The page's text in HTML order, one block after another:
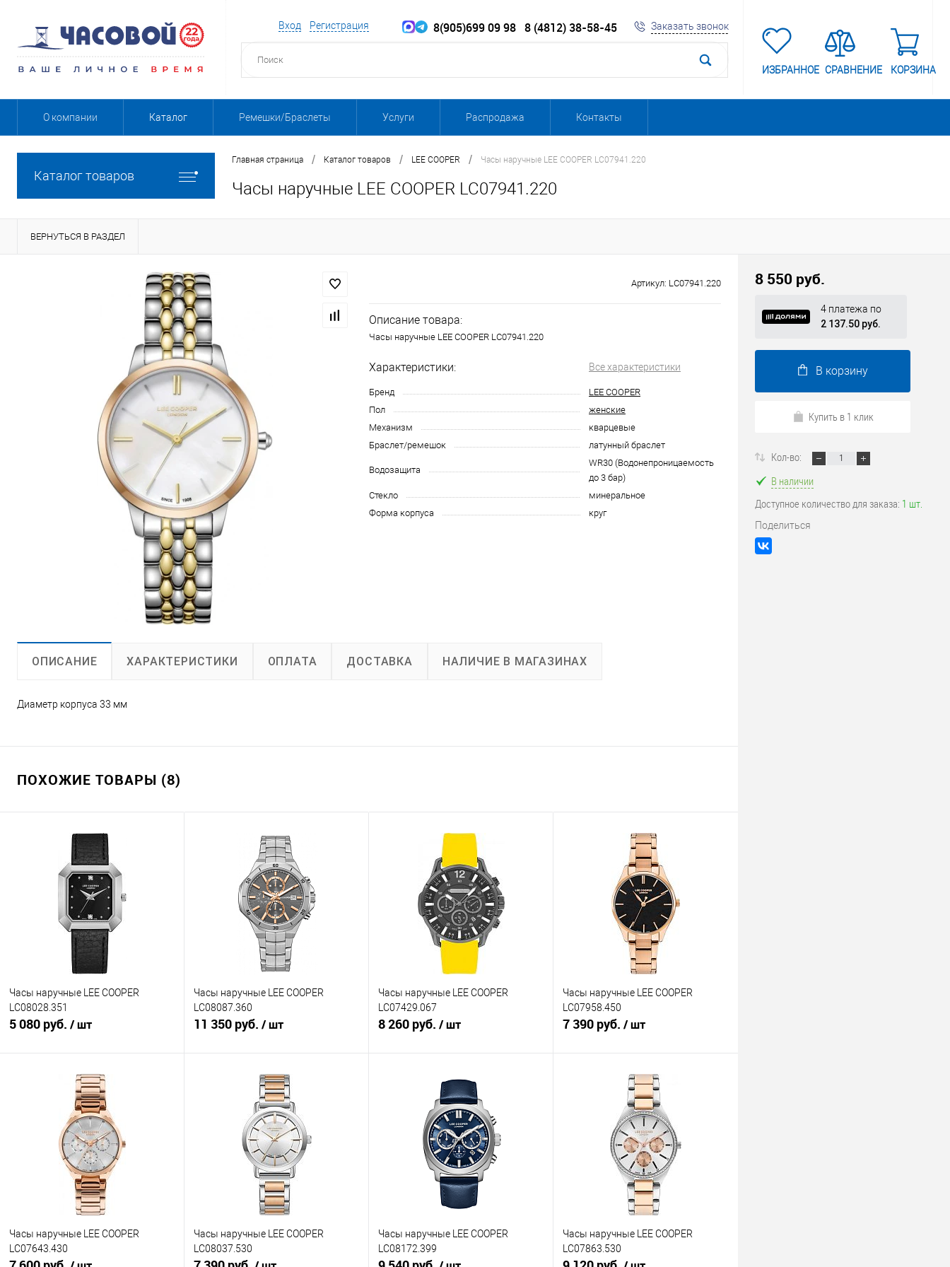
Вход Регистрация 8(905)699 09 98 8 (4812) 38-58-45 Заказать звонок
ИЗБРАННОЕ СРАВНЕНИЕ КОРЗИНА
О компании Каталог Ремешки/Браслеты Услуги Распродажа Контакты
Каталог товаров
Главная страница / Каталог товаров / LEE COOPER / Часы наручные LEE COOPER LC07941.220
Часы наручные LEE COOPER LC07941.220
ВЕРНУТЬСЯ В РАЗДЕЛ
Артикул: LC07941.220
Описание товара:
Часы наручные LEE COOPER LC07941.220
Характеристики: Все характеристики
Бренд
LEE COOPER
Пол
женские
Механизм
кварцевые
Браслет/ремешок
латунный браслет
Водозащита
WR30 (Водонепроницаемость
до 3 бар)
Стекло
минеральное
Форма корпуса
круг
ОПИСАНИЕ ХАРАКТЕРИСТИКИ ОПЛАТА ДОСТАВКА НАЛИЧИЕ В МАГАЗИНАХ
Диаметр корпуса 33 мм
ПОХОЖИЕ ТОВАРЫ (8)
Часы наручные LEE COOPER
LC08028.351
5 080 руб. / шт
В корзину
Купить в 1 клик
В избранное
В наличии
Часы наручные LEE COOPER
LC08087.360
11 350 руб. / шт
В корзину
Купить в 1 клик
К сравнению
В избранное
В наличии
Часы наручные LEE COOPER
LC07429.067
8 260 руб. / шт
В корзину
Купить в 1 клик
К сравнению
В избранное
В наличии
Часы наручные LEE COOPER
LC07958.450
7 390 руб. / шт
В корзину
Купить в 1 клик
К сравнению
В избранное
В наличии
Часы наручные LEE COOPER
LC07643.430
Часы наручные LEE COOPER
LC08037.530
Часы наручные LEE COOPER
LC08172.399
Часы наручные LEE COOPER
LC07863.530
8 550 руб.
4 платежа по
2 137.50 руб.
В корзину
Купить в 1 клик
Кол-во:
В наличии
Доступное количество для заказа: 1 шт.
Поделиться